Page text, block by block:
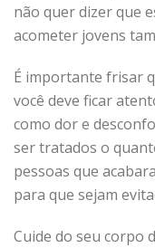
não quer dizer que
acometer jovens
É importante frisar
você deve ficar
como dor e
ser tratados o
pessoas que
para que sejam
Cuide do seu corpo